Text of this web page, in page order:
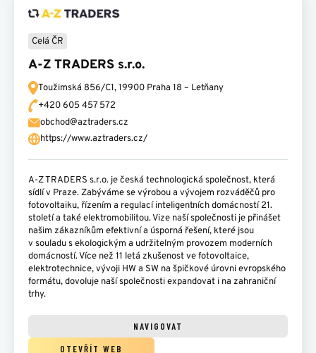
Celá ČR
A-Z TRADERS s.r.o.
Toužimská 856/C1,19900 Praha 18 – Letňany
+420 605 457 572
obchod@aztraders.cz
https://www.aztraders.cz/
A-Z TRADERS s.r.o. je česká technologická společnost, která
sídlí v Praze. Zabýváme se výrobou a vývojem rozváděčů pro
fotovoltaiku, řízením a regulací inteligentních domácností 21.
století a také elektromobilitou. Vize naší společnosti je přinášet
našim zákazníkům efektivní a úsporná řešení, které jsou
v souladu s ekologickým a udržitelným provozem moderních
domácností. Více než 11 letá zkušenost ve fotovoltaice,
elektrotechnice, vývoji HW a SW na špičkové úrovni evropského
formátu, dovoluje naší společnosti expandovat i na zahraniční
trhy.
NAVIGOVAT
OTEVŘÍT WEB